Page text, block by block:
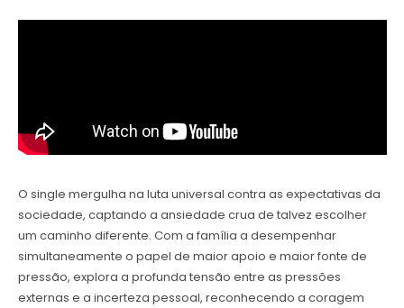
O single mergulha na luta universal contra as expectativas da
sociedade, captando a ansiedade crua de talvez escolher
um caminho diferente. Com a família a desempenhar
simultaneamente o papel de maior apoio e maior fonte de
pressão, explora a profunda tensão entre as pressões
externas e a incerteza pessoal, reconhecendo a coragem